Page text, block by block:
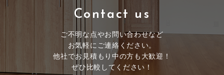
Contact us
ご不明な点やお問い合わせなど
お気軽にご連絡ください。
他社でお見積もり中の方も大歓迎！
ぜひ比較してください！